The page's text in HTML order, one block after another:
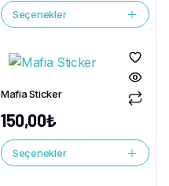
Seçenekler
Mafia Sticker
150,00₺
Seçenekler